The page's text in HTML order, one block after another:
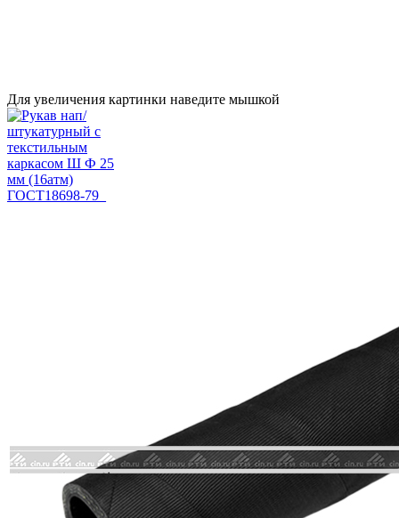
Для увеличения картинки наведите мышкой